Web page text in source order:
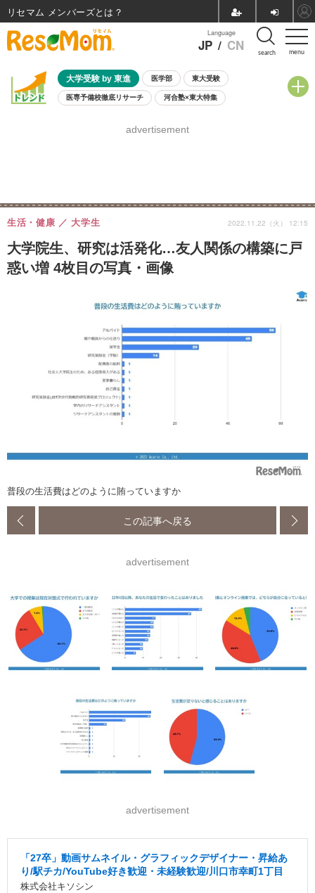
menu
Language
JP / CN search
大学受験 by 東進 医学部 東大受験
医専予備校徹底リサーチ 河合塾×東大特集
8月開催学校説明会・相談会
advertisement
大学院生、研究は活発化…友人関係の構築に戸
惑い増 4枚目の写真・画像
生活・健康 大学生 2022.11.22（火） 12:15
普段の生活費はどのように賄っていますか
この記事へ戻る
advertisement
advertisement
「27卒」動画サムネイル・グラフィックデザイナー・昇給あ
り/駅チカ/YouTube好き歓迎・未経験歓迎/川口市幸町1丁目
株式会社キソシン
リセマム メンバーズ